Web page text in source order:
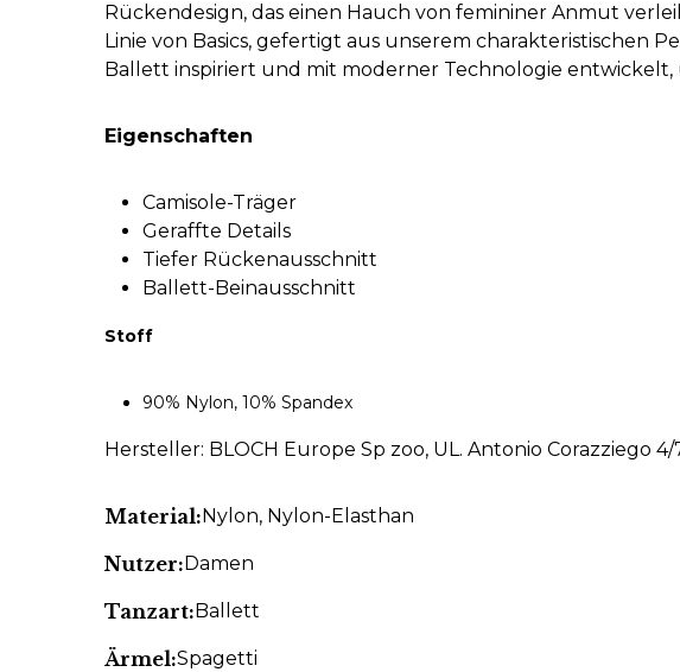
Rückendesign, das einen Hauch von femininer Anmut
Linie von Basics, gefertigt aus unserem charakteristischen
Ballett inspiriert und mit moderner Technologie
Eigenschaften
Camisole-Träger
Geraffte Details
Tiefer Rückenausschnitt
Ballett-Beinausschnitt
Stoff
90% Nylon, 10% Spandex
Hersteller: BLOCH Europe Sp zoo, UL. Antonio Corazziego
Material:Nylon, Nylon-Elasthan
Nutzer:Damen
Tanzart:Ballett
Ärmel:Spagetti